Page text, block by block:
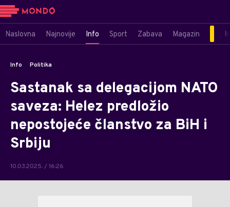
Naslovna Najnovije Info Sport Zabava Magazin
Info Politika
Sastanak sa delegacijom NATO
saveza: Helez predložio
nepostojeće članstvo za BiH i
Srbiju
10.03.2025. / 16:26